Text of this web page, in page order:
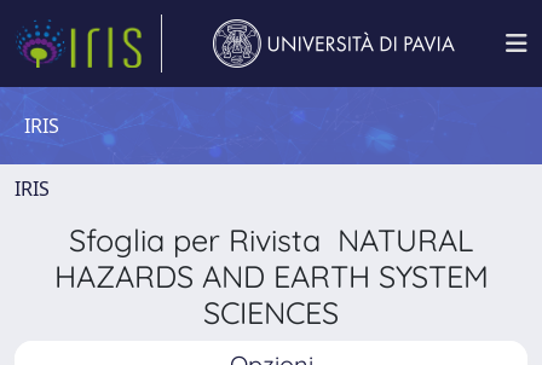
IRIS
IRIS
Sfoglia per Rivista NATURAL
HAZARDS AND EARTH SYSTEM
SCIENCES